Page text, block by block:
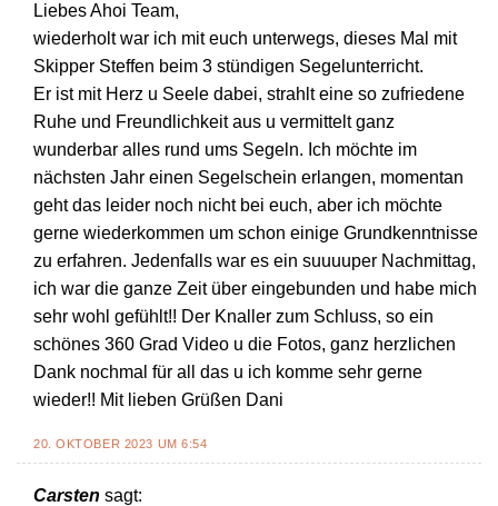
Liebes Ahoi Team,
wiederholt war ich mit euch unterwegs, dieses Mal mit
Skipper Steffen beim 3 stündigen Segelunterricht.
Er ist mit Herz u Seele dabei, strahlt eine so zufriedene
Ruhe und Freundlichkeit aus u vermittelt ganz
wunderbar alles rund ums Segeln. Ich möchte im
nächsten Jahr einen Segelschein erlangen, momentan
geht das leider noch nicht bei euch, aber ich möchte
gerne wiederkommen um schon einige Grundkenntnisse
zu erfahren. Jedenfalls war es ein suuuuper Nachmittag,
ich war die ganze Zeit über eingebunden und habe mich
sehr wohl gefühlt!! Der Knaller zum Schluss, so ein
schönes 360 Grad Video u die Fotos, ganz herzlichen
Dank nochmal für all das u ich komme sehr gerne
wieder!! Mit lieben Grüßen Dani
20. OKTOBER 2023 UM 6:54
Carsten sagt: